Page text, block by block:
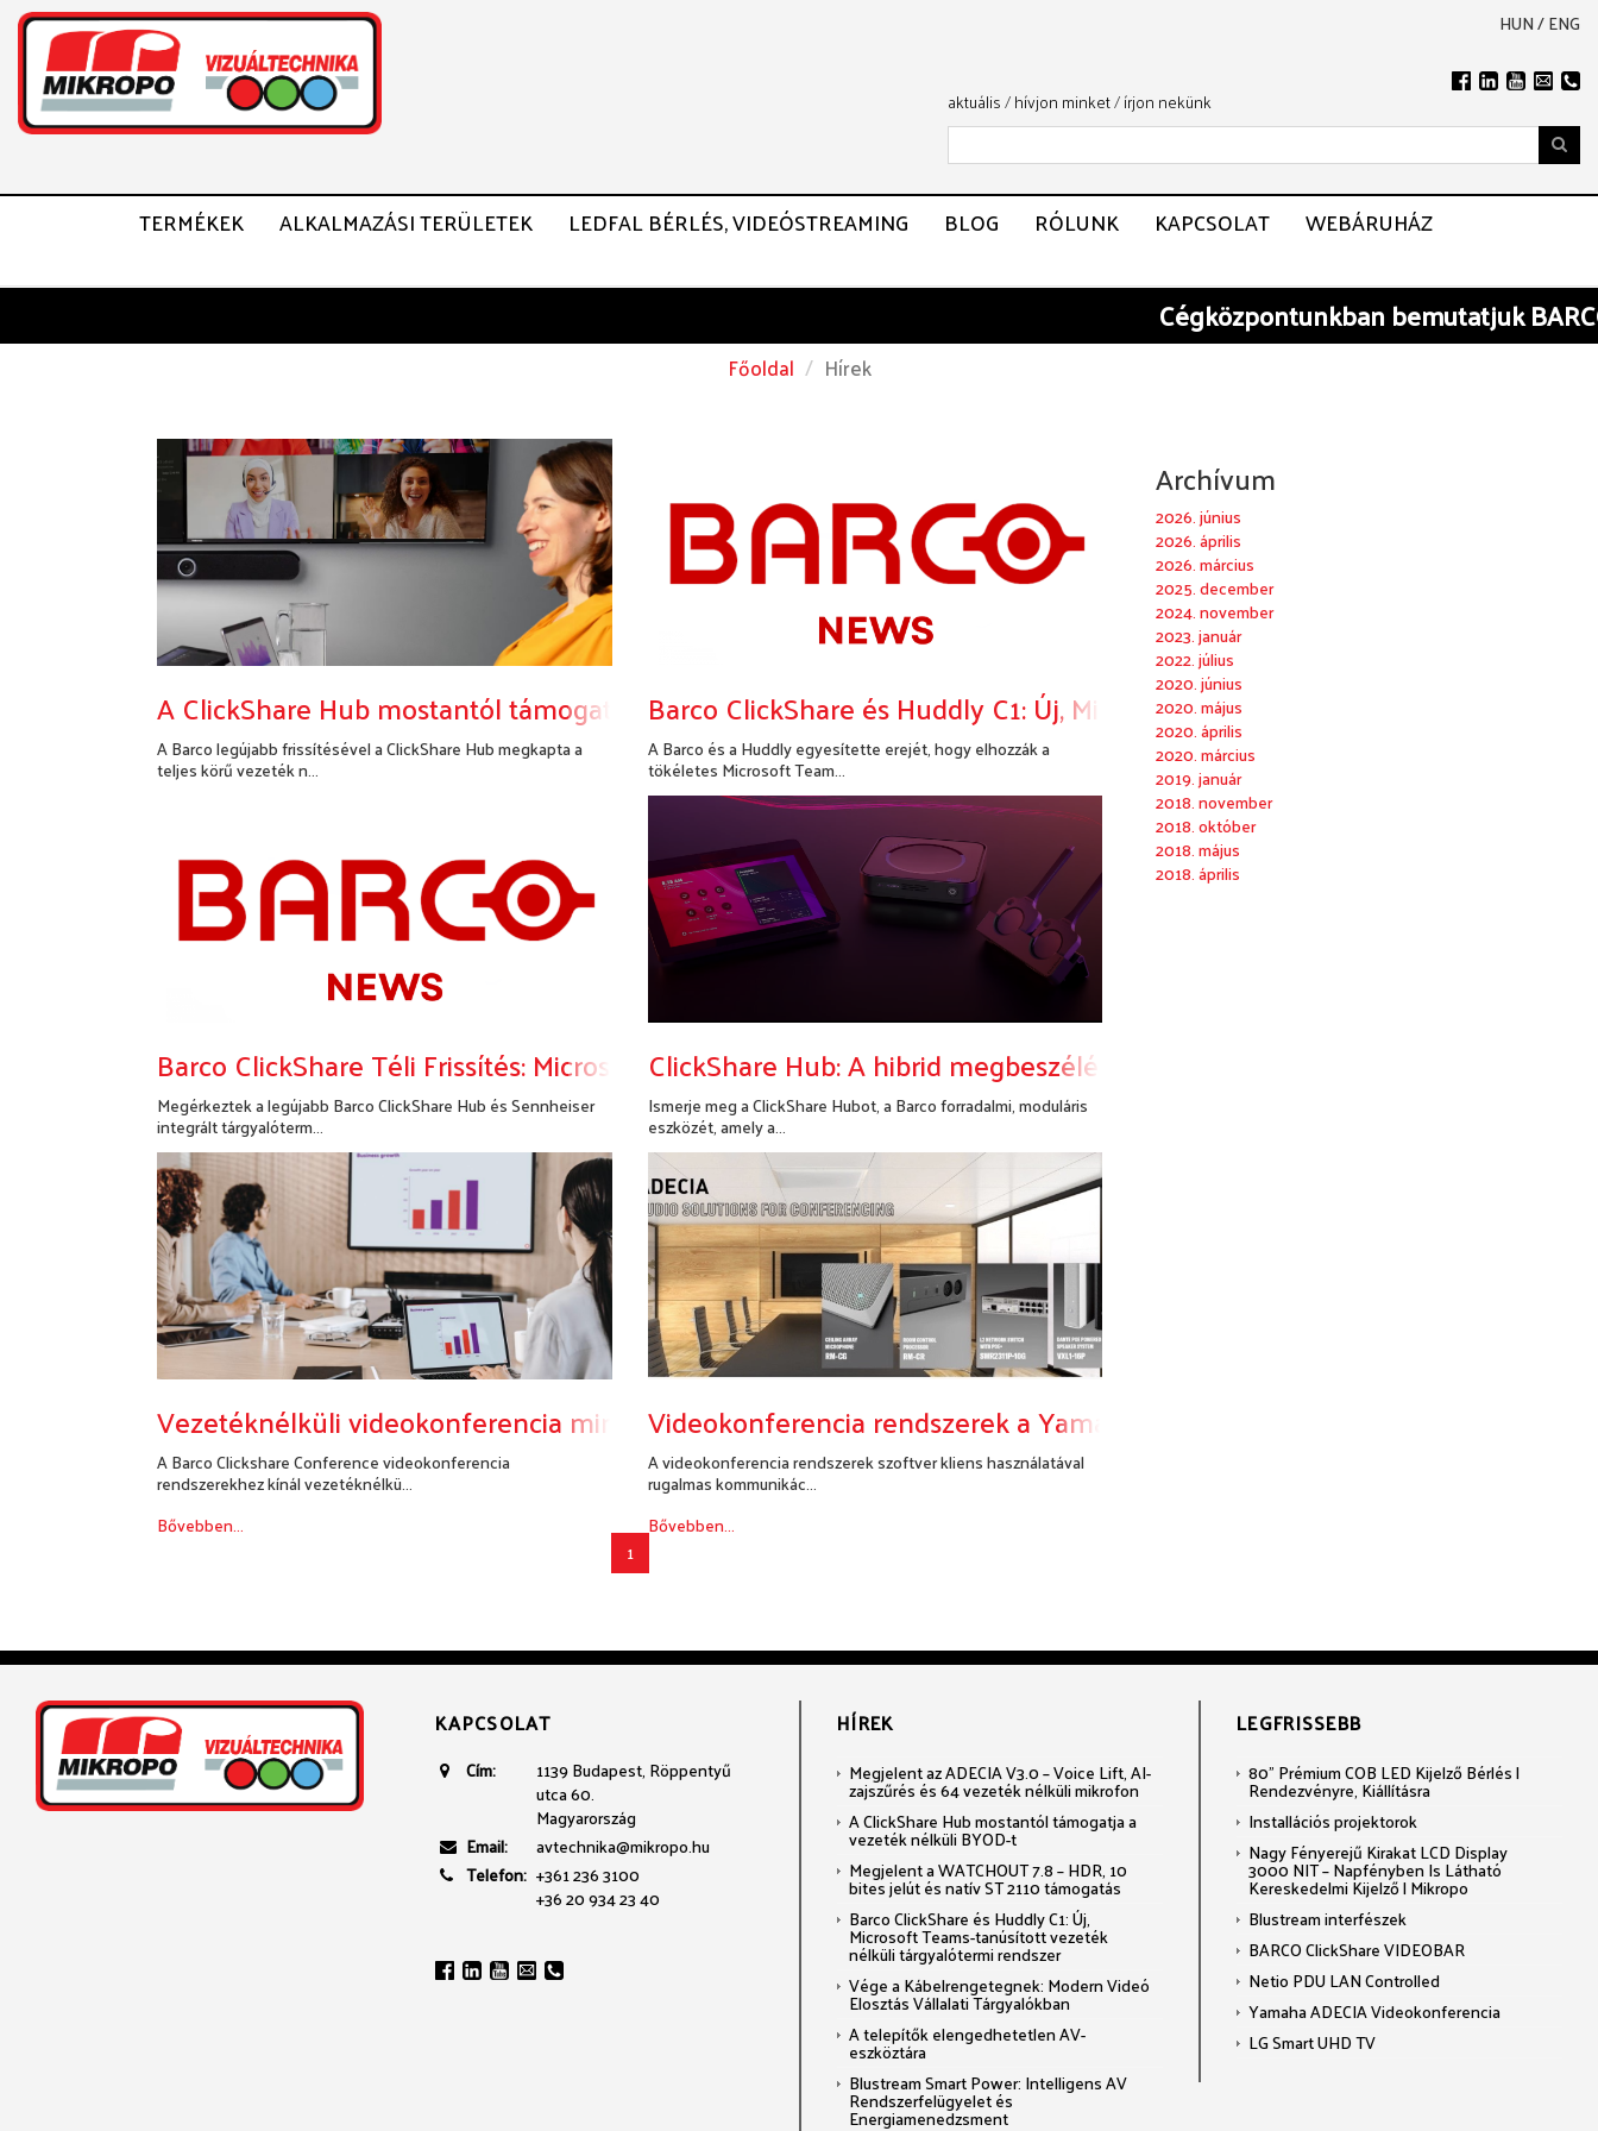
HUN/ENG
aktuális/hívjon minket/írjon nekünk
TERMÉKEK ALKALMAZÁSI TERÜLETEK LEDFAL BÉRLÉS, VIDEÓSTREAMING BLOG RÓLUNK KAPCSOLAT WEBÁRUHÁZ
Cégközpontunkbanbemutatjuk BARCO
Főoldal Hírek
A ClickShare Hub mostantól támogatja a vezeték nélküli BYOD-t
A Barco legújabb frissítésével a ClickShare Hub megkapta a
teljes körű vezeték n...
Barco ClickShare és Huddly C1: Új, Microsoft Teams-tanúsított vezeték
A Barco és a Huddly egyesítette erejét, hogy elhozzák a
tökéletes Microsoft Team...
Barco ClickShare Téli Frissítés: Microsoft Teams Minősített Sennheiser Csomagok
Megérkeztek a legújabb Barco ClickShare Hub és Sennheiser
integrált tárgyalóterm...
Bővebben...
ClickShare Hub: A hibrid megbeszélések új szabványa
Ismerje meg a ClickShare Hubot, a Barco forradalmi, moduláris
eszközét, amely a...
Bővebben...
Vezetéknélküli videokonferencia minden tárgyalóba
A Barco Clickshare Conference videokonferencia
rendszerekhez kínál vezetéknélkü...
Bővebben...
Videokonferencia rendszerek a Yamaha-tól
A videokonferencia rendszerek szoftver kliens használatával
rugalmas kommunikác...
Bővebben...
1
Archívum
2026. június
2026. április
2026. március
2025. december
2024. november
2023. január
2022. július
2020. június
2020. május
2020. április
2020. március
2019. január
2018. november
2018. október
2018. május
2018. április
KAPCSOLAT
Cím:
1139 Budapest, Röppentyű
utca 60.
Magyarország
Email:
avtechnika@mikropo.hu
Telefon: +361 236 3100
+36 20 934 23 40
HÍREK
Megjelent az ADECIA V3.0 – Voice Lift, AI-
zajszűrés és 64 vezeték nélküli mikrofon
A ClickShare Hub mostantól támogatja a
vezeték nélküli BYOD-t
Megjelent a WATCHOUT 7.8 – HDR, 10
bites jelút és natív ST 2110 támogatás
Barco ClickShare és Huddly C1: Új,
Microsoft Teams-tanúsított vezeték
nélküli tárgyalótermi rendszer
Vége a Kábelrengetegnek: Modern Videó
Elosztás Vállalati Tárgyalókban
A telepítők elengedhetetlen AV-
eszköztára
Blustream Smart Power: Intelligens AV
Rendszerfelügyelet és
Energiamenedzsment
LEGFRISSEBB
80" Prémium COB LED Kijelző Bérlés |
Rendezvényre, Kiállításra
Installációs projektorok
Nagy Fényerejű Kirakat LCD Display
3000 NIT – Napfényben Is Látható
Kereskedelmi Kijelző | Mikropo
Blustream interfészek
BARCO ClickShare VIDEOBAR
Netio PDU LAN Controlled
Yamaha ADECIA Videokonferencia
LG Smart UHD TV